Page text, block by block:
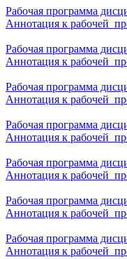
Рабочая программа
Аннотация к рабочей
Рабочая программа
Аннотация к рабочей
Рабочая программа
Аннотация к рабочей
Рабочая программа
Аннотация к рабочей
Рабочая программа
Аннотация к рабочей
Рабочая программа
Аннотация к рабочей
Рабочая программа
Аннотация к рабочей